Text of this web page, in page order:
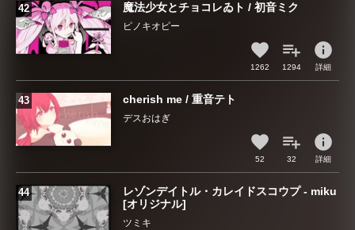
魔法少女とチョコレゐト / 初音ミク
ピノキオピー
1262 1294
info
詳細
cherish me / 重音テト
デスおはぎ
52 32
info
詳細
レゾンデイトル・カレイドスコウプ - miku
[オリジナル]
ツミキ